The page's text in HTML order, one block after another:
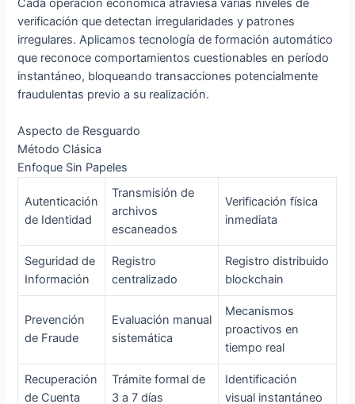
Cada operación económica atraviesa varias niveles de
verificación que detectan irregularidades y patrones
irregulares. Aplicamos tecnología de formación automático
que reconoce comportamientos cuestionables en período
instantáneo, bloqueando transacciones potencialmente
fraudulentas previo a su realización.
Aspecto de Resguardo
Método Clásica
Enfoque Sin Papeles
Autenticación
de Identidad
Transmisión de
archivos
escaneados
Verificación física
inmediata
Seguridad de
Información
Registro
centralizado
Registro distribuido
blockchain
Prevención
de Fraude
Evaluación manual
sistemática
Mecanismos
proactivos en
tiempo real
Recuperación
de Cuenta
Trámite formal de
3 a 7 días
Identificación
visual instantáneo